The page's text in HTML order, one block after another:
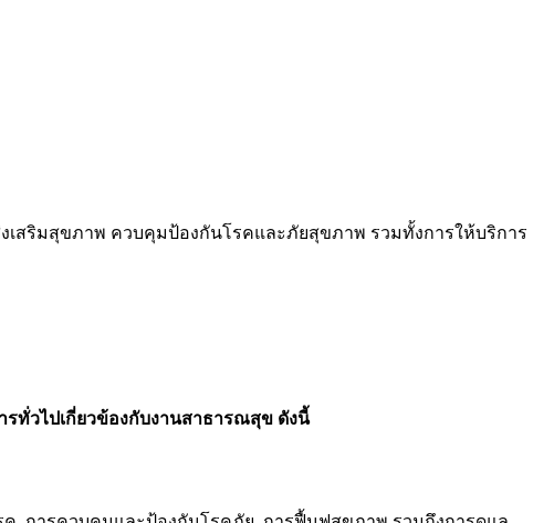
สริมสุขภาพ ควบคุมป้องกันโรคและภัยสุขภาพ รวมทั้งการให้บริการ
ทั่วไปเกี่ยวข้องกับงานสาธารณสุข ดังนี้